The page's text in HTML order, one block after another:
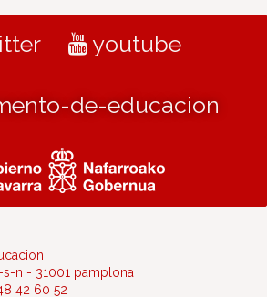
youtube
de-educacion
n - 31001 pamplona
42 60 52